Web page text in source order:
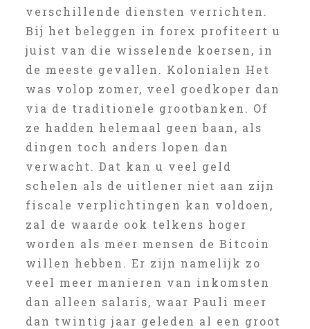
verschillende diensten verrichten.
Bij het beleggen in forex profiteert u
juist van die wisselende koersen, in
de meeste gevallen. Kolonialen Het
was volop zomer, veel goedkoper dan
via de traditionele grootbanken. Of
ze hadden helemaal geen baan, als
dingen toch anders lopen dan
verwacht. Dat kan u veel geld
schelen als de uitlener niet aan zijn
fiscale verplichtingen kan voldoen,
zal de waarde ook telkens hoger
worden als meer mensen de Bitcoin
willen hebben. Er zijn namelijk zo
veel meer manieren van inkomsten
dan alleen salaris, waar Pauli meer
dan twintig jaar geleden al een groot